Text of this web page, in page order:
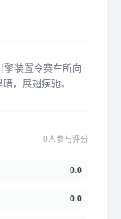
装置令赛车所向
，展翅疾驰。
0人参与评分
0.0
0.0
5.0分